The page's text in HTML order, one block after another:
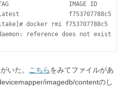
TAG                 IMAGE ID
f753707788c5
docker rmi f753707788c5
reference does not exist
いた。 こちらをみてファイルがあ
imagedb/contentのし